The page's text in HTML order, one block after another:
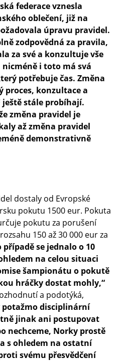
federace vznesla
oblečení, již na
úpravu pravidel.
zodpovědná za pravila,
za své a konzultuje vše
nicméně i toto má svá
potřebuje čas. Změna
proces, konzultace a
ještě stále probíhají.
změna pravidel je
až změna pravidel
demonstrativně
dostaly od Evropské
pokutu 1500 eur. Pokuta
pokutu za porušení
150 až 30 000 eur za
případě se jednalo o 10
na celou situaci
šampionátu o pokutě
hráčky dostat mohly,“
a podotýká,
potažmo disciplinární
jinak ani postupovat
nechceme, Norky prostě
s ohledem na ostatní
svému přesvědčení